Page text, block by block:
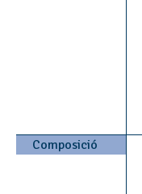
Composició